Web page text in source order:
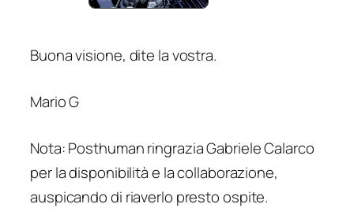
Buona visione, dite la vostra.
Mario G
Nota: Posthuman ringrazia Gabriele Calarco
per la disponibilità e la collaborazione,
auspicando di riaverlo presto ospite.